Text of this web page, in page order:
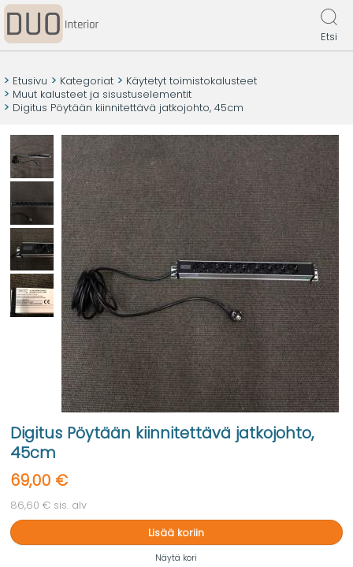
Etsi
Etusivu Kategoriat
Käytetyt toimistokalusteet
Muut kalusteet ja sisustuselementit
Digitus Pöytään kiinnitettävä jatkojohto, 45cm
Digitus Pöytään kiinnitettävä jatkojohto,
45cm
69,00 €
86,60 € sis. alv
Lisää koriin
Näytä kori